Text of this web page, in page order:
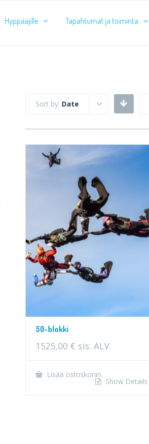
Hyppääjille Tapahtumat ja toiminta
Sort by: Date
50-blokki
1525,00 € sis. ALV.
Lisää ostoskoriin
Show Details